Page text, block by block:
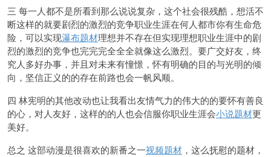
三 每一人都不是所看到那么说说复杂，这个社会很残酷，想活不
断这样的就要剧烈的激烈的竞争职业生涯在何人都市你有生命危
险，可以实现瀑布题材理想并不存在但实现理想职业生涯中的剧
烈的激烈的竞争也完完完全全全就像这么激烈。要广交好友，终
究人多好办事，并且对未来有憧憬，怀有明确的目的与光明的倾
向，坚信正义的的存在前路也会一帆风顺。
四 林宪明的其他改动也让我看出友情气力的伟大的的要怀有善良
的心，对人友好，这样的的人也会信服你职业生涯会小说题材更
美好。
总之 这部动漫是很喜欢的新番之一视频题材 ，这么抚慰的题材，